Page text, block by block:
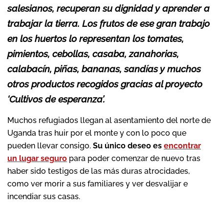
salesianos, recuperan su dignidad y aprender a
trabajar la tierra. Los frutos de ese gran trabajo
en los huertos lo representan los tomates,
pimientos, cebollas, casaba, zanahorias,
calabacín, piñas, bananas, sandías y muchos
otros productos recogidos gracias al proyecto
‘Cultivos de esperanza’.
Muchos refugiados llegan al asentamiento del norte de
Uganda tras huir por el monte y con lo poco que
pueden llevar consigo. Su único deseo es encontrar
un lugar seguro para poder comenzar de nuevo tras
haber sido testigos de las más duras atrocidades,
como ver morir a sus familiares y ver desvalijar e
incendiar sus casas.